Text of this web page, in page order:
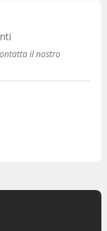
il nostro